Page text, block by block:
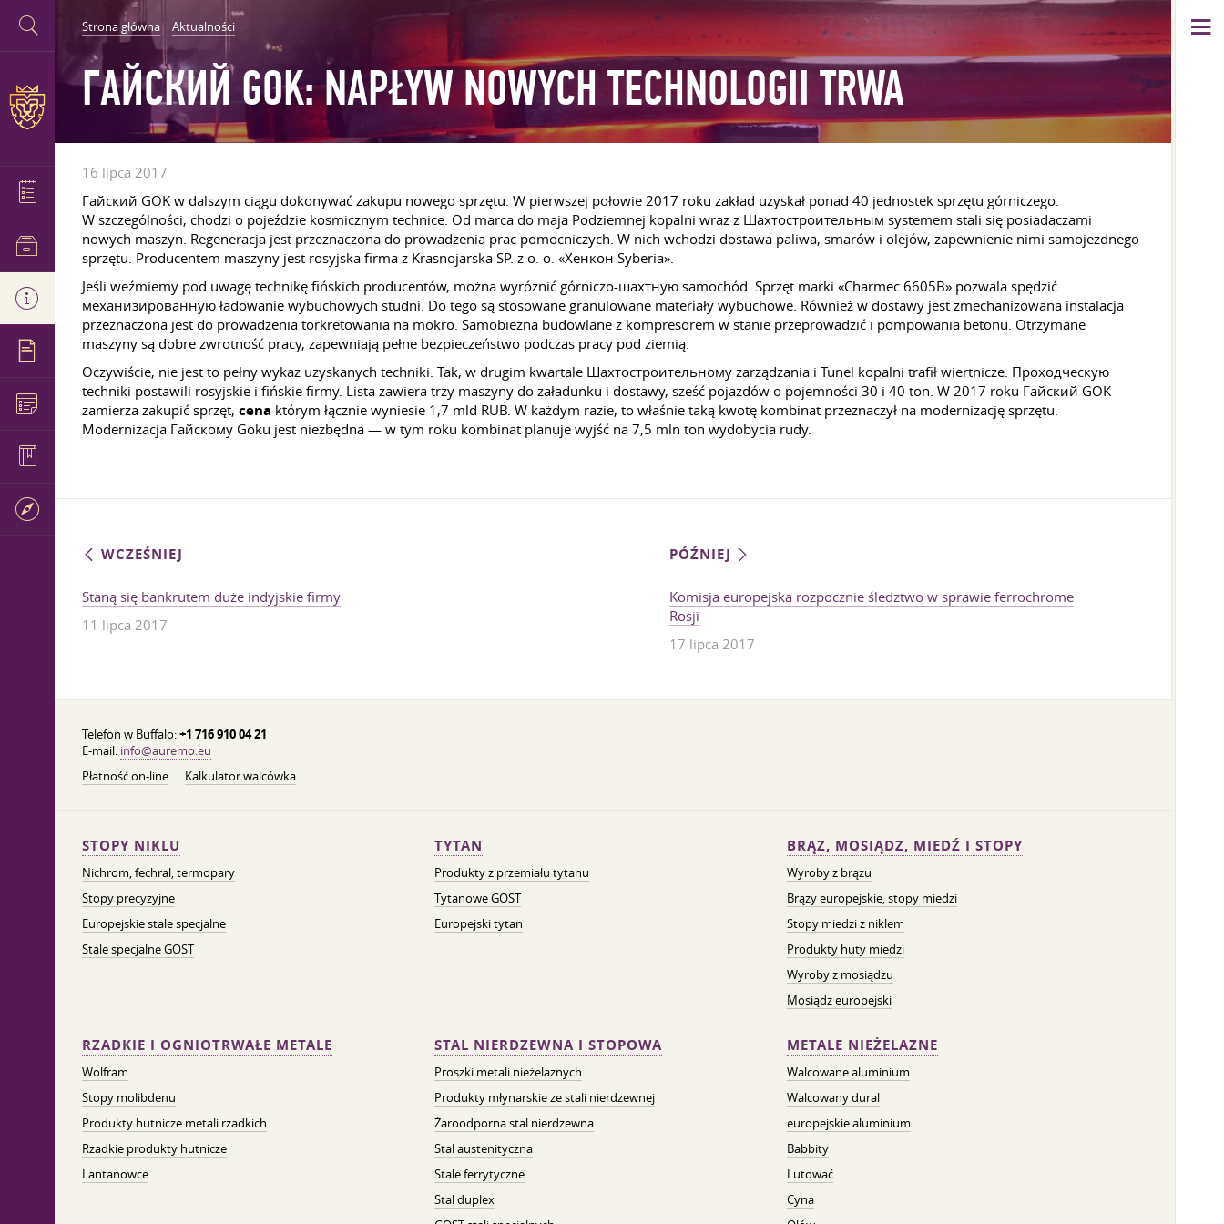
Strona główna Aktualności
ГАЙСКИЙ GOK: NAPŁYW NOWYCH TECHNOLOGII TRWA
16 lipca 2017
Гайский GOK w dalszym ciągu dokonywać zakupu nowego sprzętu. W pierwszej połowie 2017 roku zakład uzyskał ponad 40 jednostek sprzętu górniczego.
W szczególności, chodzi o pojeździe kosmicznym technice. Od marca do maja Podziemnej kopalni wraz z Шахтостроительным systemem stali się posiadaczami
nowych maszyn. Regeneracja jest przeznaczona do prowadzenia prac pomocniczych. W nich wchodzi dostawa paliwa, smarów i olejów, zapewnienie nimi samojezdnego
sprzętu. Producentem maszyny jest rosyjska firma z Krasnojarska SP. z o. o. «Хенкон Syberia».
Jeśli weźmiemy pod uwagę technikę fińskich producentów, można wyróżnić górniczo-шахтную samochód. Sprzęt marki «Charmec 6605В» pozwala spędzić
механизированную ładowanie wybuchowych studni. Do tego są stosowane granulowane materiały wybuchowe. Również w dostawy jest zmechanizowana instalacja
przeznaczona jest do prowadzenia torkretowania na mokro. Samobieżna budowlane z kompresorem w stanie przeprowadzić i pompowania betonu. Otrzymane
maszyny są dobre zwrotność pracy, zapewniają pełne bezpieczeństwo podczas pracy pod ziemią.
Oczywiście, nie jest to pełny wykaz uzyskanych techniki. Tak, w drugim kwartale Шахтостроительному zarządzania i Tunel kopalni trafił wiertnicze. Проходческую
techniki postawili rosyjskie i fińskie firmy. Lista zawiera trzy maszyny do załadunku i dostawy, sześć pojazdów o pojemności 30 i 40 ton. W 2017 roku Гайский GOK
zamierza zakupić sprzęt, cena którym łącznie wyniesie 1,7 mld RUB. W każdym razie, to właśnie taką kwotę kombinat przeznaczył na modernizację sprzętu.
Modernizacja Гайскому Goku jest niezbędna — w tym roku kombinat planuje wyjść na 7,5 mln ton wydobycia rudy.
WCZEŚNIEJ
Staną się bankrutem duże indyjskie firmy
11 lipca 2017
PÓŹNIEJ
Komisja europejska rozpocznie śledztwo w sprawie ferrochrome
Rosji
17 lipca 2017
Telefon w Buffalo:+1 716 910 04 21
E-mail: info@auremo.eu
Płatność on-line
Kalkulator walcówka
STOPY NIKLU
Nichrom, fechral, termopary
Stopy precyzyjne
Europejskie stale specjalne
Stale specjalne GOST
TYTAN
Produkty z przemiału tytanu
Tytanowe GOST
Europejski tytan
BRĄZ, MOSIĄDZ, MIEDŹ I STOPY
Wyroby z brązu
Brązy europejskie, stopy miedzi
Stopy miedzi z niklem
Produkty huty miedzi
Wyroby z mosiądzu
Mosiądz europejski
RZADKIE I OGNIOTRWAŁE METALE
Wolfram
Stopy molibdenu
Produkty hutnicze metali rzadkich
Rzadkie produkty hutnicze
Lantanowce
STAL NIERDZEWNA I STOPOWA
Proszki metali nieżelaznych
Produkty młynarskie ze stali nierdzewnej
Żaroodporna stal nierdzewna
Stal austenityczna
Stale ferrytyczne
Stal duplex
METALE NIEŻELAZNE
Walcowane aluminium
Walcowany dural
europejskie aluminium
Babbity
Lutować
Cyna